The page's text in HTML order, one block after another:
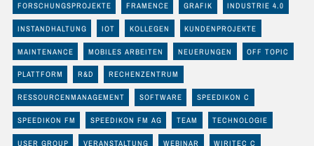
FORSCHUNGSPROJEKTE FRAMENCE GRAFIK INDUSTRIE 4.0
INSTANDHALTUNG IOT KOLLEGEN KUNDENPROJEKTE
MAINTENANCE MOBILES ARBEITEN NEUERUNGEN OFF TOPIC
PLATTFORM R&D RECHENZENTRUM
RESSOURCENMANAGEMENT SOFTWARE SPEEDIKON C
SPEEDIKON FM SPEEDIKON FM AG TEAM TECHNOLOGIE
USER GROUP VERANSTALTUNG WEBINAR WIRITEC C